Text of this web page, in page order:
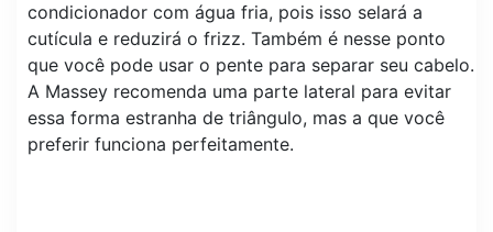
condicionador com água fria, pois isso selará a
cutícula e reduzirá o frizz. Também é nesse ponto
que você pode usar o pente para separar seu cabelo.
A Massey recomenda uma parte lateral para evitar
essa forma estranha de triângulo, mas a que você
preferir funciona perfeitamente.